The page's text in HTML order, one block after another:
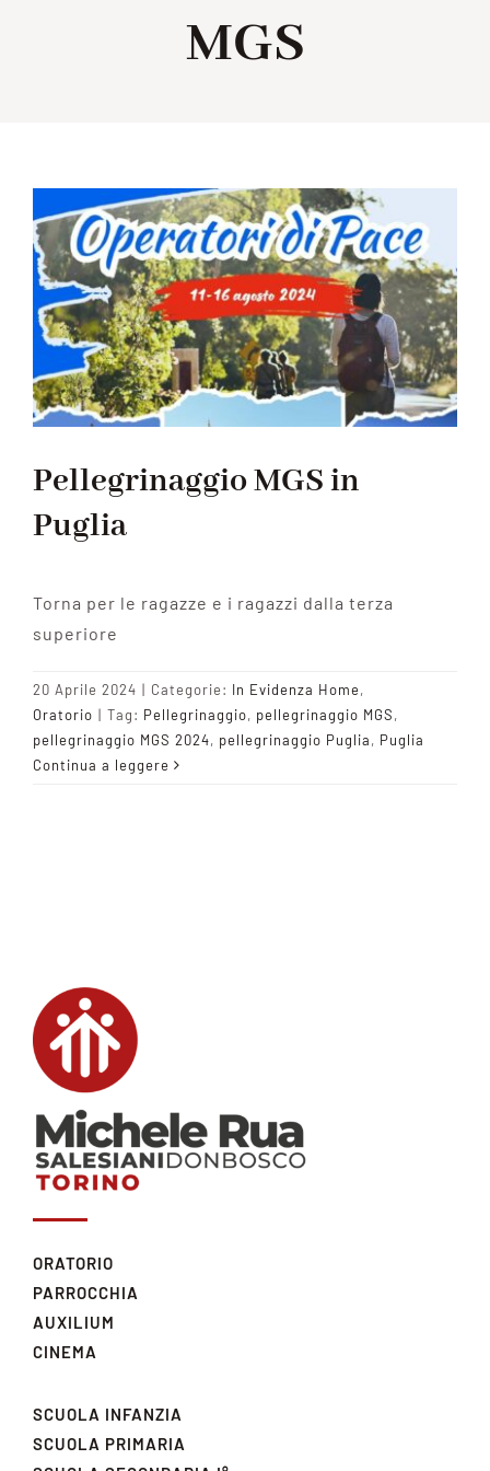
MGS
Pellegrinaggio MGS in
Puglia
Torna per le ragazze e i ragazzi dalla terza
superiore
20 Aprile 2024 | Categorie: In Evidenza Home,
Oratorio | Tag: Pellegrinaggio, pellegrinaggio MGS,
pellegrinaggio MGS 2024, pellegrinaggio Puglia, Puglia
Continua a leggere
ORATORIO
PARROCCHIA
AUXILIUM
CINEMA
SCUOLA INFANZIA
SCUOLA PRIMARIA